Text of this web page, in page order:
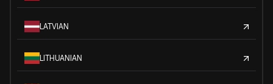
LATVIAN
LITHUANIAN